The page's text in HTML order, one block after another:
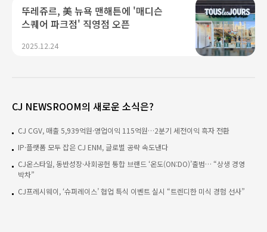
뚜레쥬르, 美 뉴욕 맨해튼에 '매디슨
스퀘어 파크점' 직영점 오픈
2025.12.24
CJ NEWSROOM의 새로운 소식은?
CJ CGV, 매출 5,939억원·영업이익 115억원…2분기 세전이익 흑자 전환
IP·플랫폼 모두 잡은 CJ ENM, 글로벌 공략 속도낸다
CJ온스타일, 동반성장·사회공헌 통합 브랜드 ‘온도(ON:DO)’출범… “상생 경영
박차”
CJ프레시웨이, ‘슈퍼레이스’ 협업 특식 이벤트 실시 “트렌디한 미식 경험 선사”